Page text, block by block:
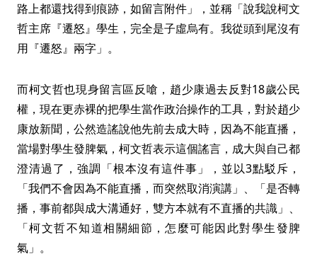
路上都還找得到痕跡，如留言附件」，並稱「說我說柯文
哲主席『遷怒』學生，完全是子虛烏有。我從頭到尾沒有
用『遷怒』兩字」。
而柯文哲也現身留言區反嗆，趙少康過去反對18歲公民
權，現在更赤裸的把學生當作政治操作的工具，對於趙少
康放新聞，公然造謠說他先前去成大時，因為不能直播，
當場對學生發脾氣，柯文哲表示這個謠言，成大與自己都
澄清過了，強調「根本沒有這件事」，並以3點駁斥，
「我們不會因為不能直播，而突然取消演講」、「是否轉
播，事前都與成大溝通好，雙方本就有不直播的共識」、
「柯文哲不知道相關細節，怎麼可能因此對學生發脾
氣」。